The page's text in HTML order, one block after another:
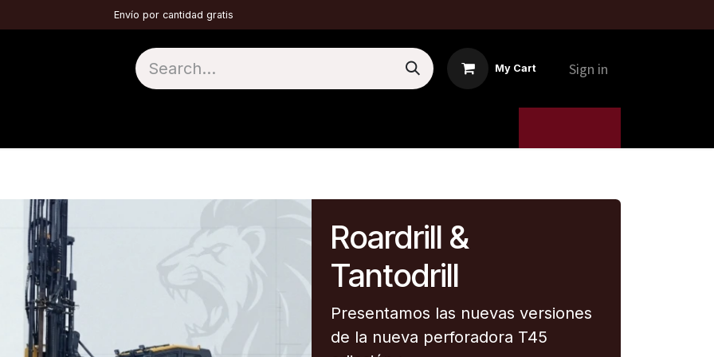
Envío por cantidad gratis
My Cart Sign in
Roardrill &
Tantodrill
Presentamos las nuevas versiones
de la nueva perforadora T45